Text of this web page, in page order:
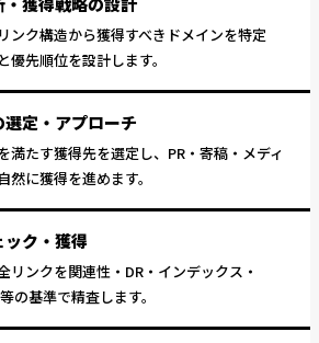
ンク構造から獲得すべきドメインを特定
優先順位を設計します。
定・アプローチ
満たす獲得先を選定し、PR・寄稿・メディ
然に獲得を進めます。
ック・獲得
リンクを関連性・DR・インデックス・
の基準で精査します。